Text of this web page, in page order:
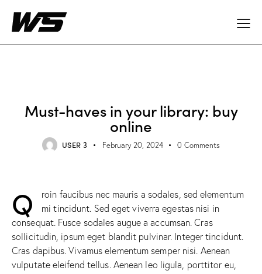
Must-haves in your library: buy
online
USER 3 February 20, 2024 0 Comments
Q
roin faucibus nec mauris a sodales, sed elementum
mi tincidunt. Sed eget viverra egestas nisi in
consequat. Fusce sodales augue a accumsan. Cras
sollicitudin, ipsum eget blandit pulvinar. Integer tincidunt.
Cras dapibus. Vivamus elementum semper nisi. Aenean
vulputate eleifend tellus. Aenean leo ligula, porttitor eu,